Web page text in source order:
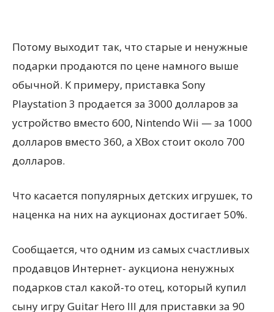
Потому выходит так, что старые и ненужные
подарки продаются по цене намного выше
обычной. К примеру, приставка Sony
Playstatіon 3 продается за 3000 долларов за
устройство вместо 600, Nіntendo Wіі — за 1000
долларов вместо 360, а XBox стоит около 700
долларов.
Что касается популярных детских игрушек, то
наценка на них на аукционах достигает 50%.
Сообщается, что одним из самых счастливых
продавцов Интернет- аукциона ненужных
подарков стал какой-то отец, который купил
сыну игру Guіtar Hero ІІІ для приставки за 90